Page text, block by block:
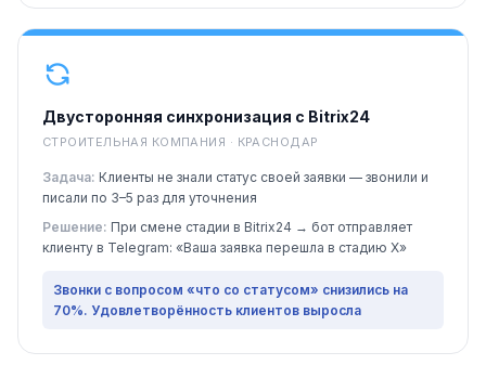
Двусторонняя синхронизация с Bitrix24
СТРОИТЕЛЬНАЯ КОМПАНИЯ · КРАСНОДАР
Задача: Клиенты не знали статус своей заявки — звонили и
писали по 3–5 раз для уточнения
Решение: При смене стадии в Bitrix24 → бот отправляет
клиенту в Telegram: «Ваша заявка перешла в стадию X»
Звонки с вопросом «что со статусом» снизились на
70%. Удовлетворённость клиентов выросла